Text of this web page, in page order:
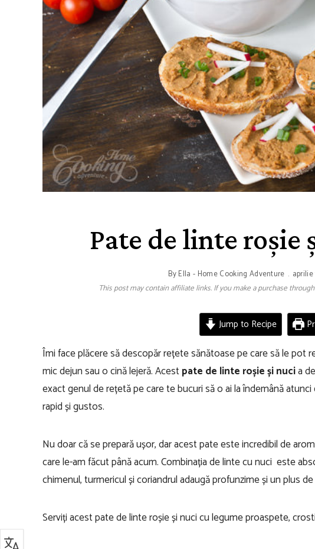
Pate de linte roșie
ByElla - Home Cooking Adventure aprilie
This post may contain affiliate links. If you make a purchase
Jump to Recipe
Îmi face plăcere să descopăr rețete sănătoase pe care să le pot
mic dejun sau o cină lejeră. Acestpate de linte roșie și nucia
exact genul de rețetă pe care te bucuri să o ai la îndemână
rapid și gustos.
Nu doar că se prepară ușor, dar acest pate este incredibil de
care le-am făcut până acum. Combinația de linte cu nuci este
chimenul, turmericul și coriandrul adaugă profunzime și un plus
Serviți acest pate de linte roșie și nuci cu legume proaspete,